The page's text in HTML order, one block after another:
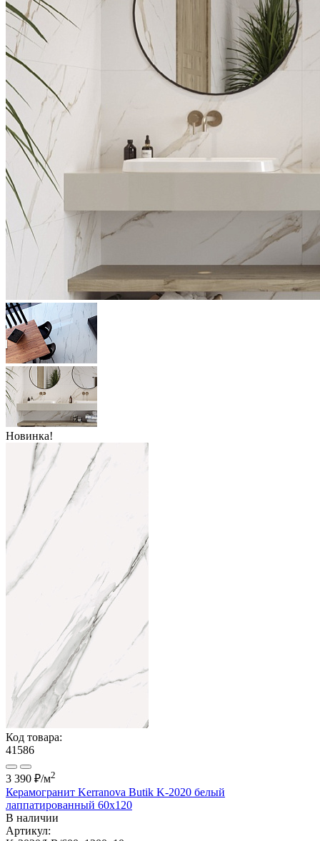
Новинка!
Код товара:
41586
3 390 ₽/м2
Керамогранит Kerranova Butik K-2020 белый
лаппатированный 60x120
В наличии
Артикул: